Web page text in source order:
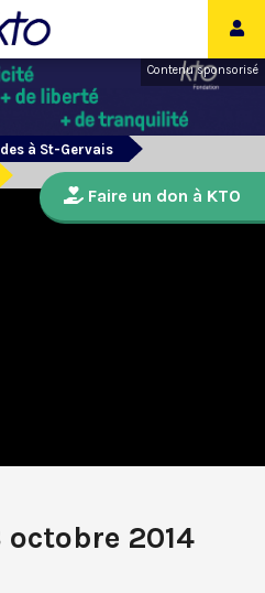
Contenu sponsorisé
à St-Gervais
octobre 2014
Faire un don à KTO